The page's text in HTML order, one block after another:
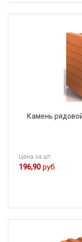
Камень
Цена за шт.
196,90 руб.